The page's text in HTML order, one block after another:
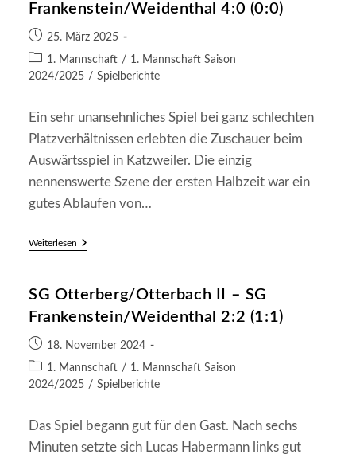
2:3
Frankenstein/Weidenthal 4:0 (0:0)
Beitrag
veröffentlicht:
25. März 2025
Beitrags-
Kategorie:
1. Mannschaft / 1. Mannschaft Saison
2024/2025 / Spielberichte
Ein sehr unansehnliches Spiel bei ganz schlechten
Platzverhältnissen erlebten die Zuschauer beim
Auswärtsspiel in Katzweiler. Die einzig
nennenswerte Szene der ersten Halbzeit war ein
gutes Ablaufen von…
WeiterlesenSV
SG
4:0
SG Otterberg/Otterbach II – SG
Frankenstein/Weidenthal 2:2 (1:1)
Beitrag
veröffentlicht:
18. November 2024
Beitrags-
Kategorie:
1. Mannschaft / 1. Mannschaft Saison
2024/2025 / Spielberichte
Das Spiel begann gut für den Gast. Nach sechs
Minuten setzte sich Lucas Habermann links gut